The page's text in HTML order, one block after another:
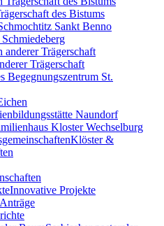
des Bistums
Sankt Benno
Trägerschaft
Begegnungszentrum St.
Naundorf
Kloster Wechselburg
Klöster &
Innovative Projekte